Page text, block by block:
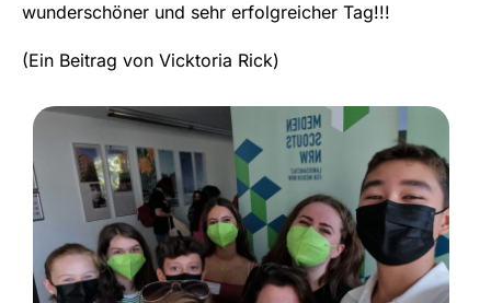
wunderschöner und sehr erfolgreicher Tag!!!
(Ein Beitrag von Vicktoria Rick)